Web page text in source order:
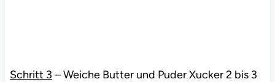
Schritt 3 – Weiche Butter und Puder Xucker 2 bis 3